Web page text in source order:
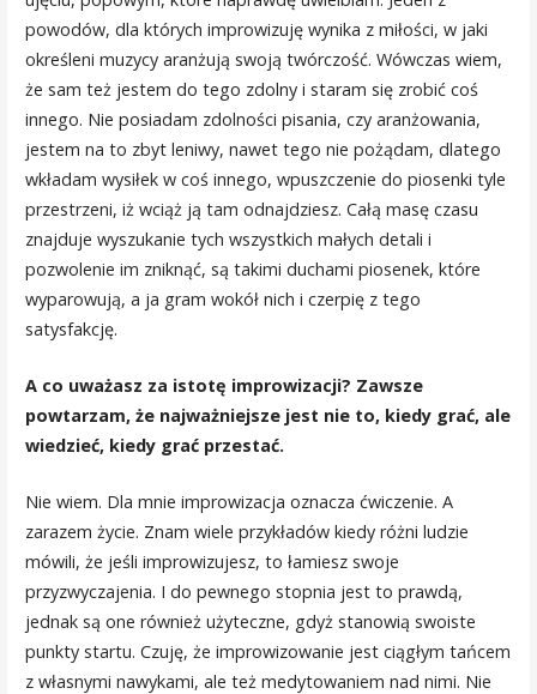
powodów, dla których improwizuję wynika z miłości, w jaki
określeni muzycy aranżują swoją twórczość. Wówczas wiem,
że sam też jestem do tego zdolny i staram się zrobić coś
innego. Nie posiadam zdolności pisania, czy aranżowania,
jestem na to zbyt leniwy, nawet tego nie pożądam, dlatego
wkładam wysiłek w coś innego, wpuszczenie do piosenki tyle
przestrzeni, iż wciąż ją tam odnajdziesz. Całą masę czasu
znajduje wyszukanie tych wszystkich małych detali i
pozwolenie im zniknąć, są takimi duchami piosenek, które
wyparowują, a ja gram wokół nich i czerpię z tego
satysfakcję.
A co uważasz za istotę improwizacji? Zawsze
powtarzam, że najważniejsze jest nie to, kiedy grać, ale
wiedzieć, kiedy grać przestać.
Nie wiem. Dla mnie improwizacja oznacza ćwiczenie. A
zarazem życie. Znam wiele przykładów kiedy różni ludzie
mówili, że jeśli improwizujesz, to łamiesz swoje
przyzwyczajenia. I do pewnego stopnia jest to prawdą,
jednak są one również użyteczne, gdyż stanowią swoiste
punkty startu. Czuję, że improwizowanie jest ciągłym tańcem
z własnymi nawykami, ale też medytowaniem nad nimi. Nie